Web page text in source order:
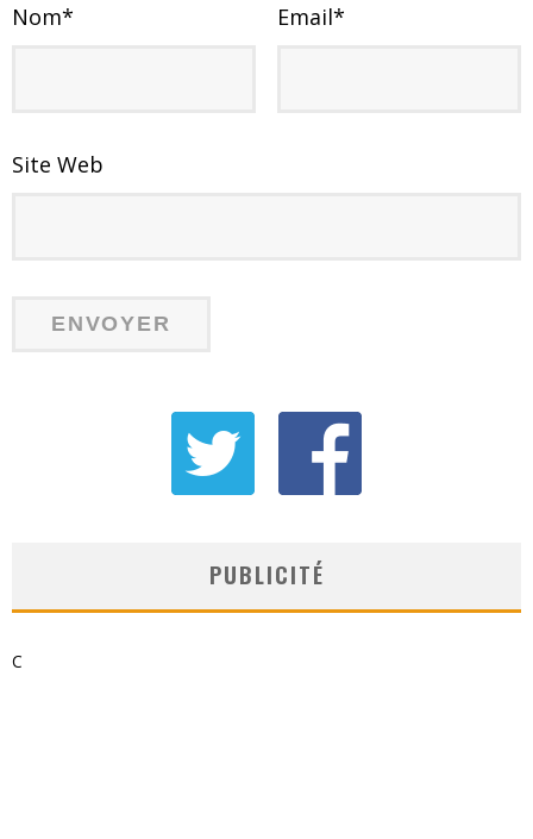
Nom* Email*
Site Web
PUBLICITÉ
C